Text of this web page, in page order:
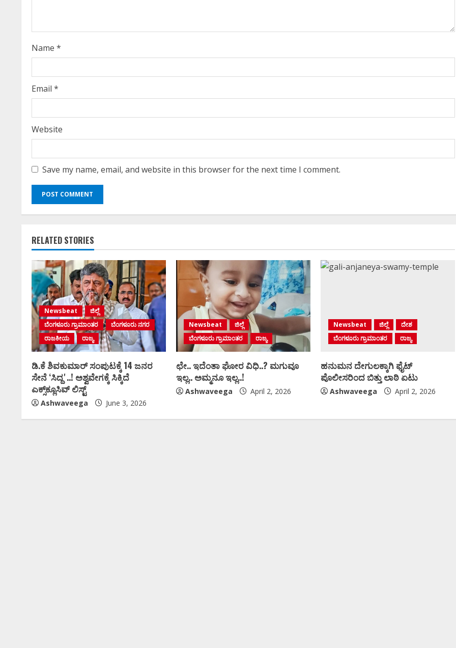
i
n
g
Name *
Email *
Website
Save my name, email, and website in this browser for the next time I comment.
RELATED STORIES
Newsbeat
ಜಿಲ್ಲೆ
ಬೆಂಗಳೂರು ಗ್ರಾಮಾಂತರ
ಬೆಂಗಳೂರು ನಗರ
ರಾಜಕೀಯ
ರಾಜ್ಯ
ಡಿ.ಕೆ ಶಿವಕುಮಾರ್‌ ಸಂಪುಟಕ್ಕೆ 14 ಜನರ
ಸೇನೆ ʻಸಿದ್ದʼ..! ಅಶ್ವವೇಗಕ್ಕೆ ಸಿಕ್ಕಿದೆ
ಎಕ್ಸ್‌ಕ್ಲೂಸಿವ್‌ ಲಿಸ್ಟ್‌
Ashwaveega June 3, 2026
Newsbeat
ಜಿಲ್ಲೆ
ಬೆಂಗಳೂರು ಗ್ರಾಮಾಂತರ
ರಾಜ್ಯ
ಛೇ.. ಇದೆಂತಾ ಘೋರ ವಿಧಿ..? ಮಗುವೂ
ಇಲ್ಲ.. ಅಮ್ಮನೂ ಇಲ್ಲ..!
Ashwaveega April 2, 2026
Newsbeat ಜಿಲ್ಲೆ
ದೇಶ
ಬೆಂಗಳೂರು ಗ್ರಾಮಾಂತರ
ರಾಜ್ಯ
ಹನುಮನ ದೇಗುಲಕ್ಕಾಗಿ ಫೈಟ್‌
ಪೊಲೀಸರಿಂದ ಬಿತ್ತು ಲಾಠಿ ಏಟು
Ashwaveega April 2, 2026
ನಟನ ದುರಂತ ಅಂತ್ಯ!
ಆಶೀರ್ವಾದ ಪಡೆದ ಡಿಕೆಶಿ..!